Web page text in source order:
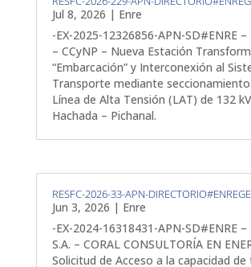
Jul 8, 2026 | Enre
-EX-2025-12326856-APN-SD#ENRE –
– CCyNP – Nueva Estación
“Embarcación” y Interconexión al
Transporte mediante
Línea de Alta Tensión (LAT) de 132
Hachada – Pichanal.
RESFC-2026-33-APN-DIRECTORIO#ENREGE
Jun 3, 2026 | Enre
-EX-2024-16318431-APN-SD#ENRE –
S.A. – CORAL CONSULTORÍA EN
Solicitud de Acceso a la capacidad